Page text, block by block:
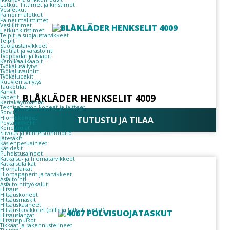
Letkut, liittimet ja kiristimet
Vesiletkut
Paineilmaletkut
Paineilmaliittimet
Vesiliittimet
Letkunkiristimet
Teipit ja suojaustarvikkeet
Teipit
Suojaustarvikkeet
Työtilat ja varastointi
Työpöydät ja kaapit
Kemikaalikaapit
Työkalusäilytys
Työkaluvaunut
Työkalupakit
Ruuvien säilytys
Taukotilat
Kahvit
Paperit
Kertakäyttöastiat
Teknisen työn koneet ja laitteet
Sorvit
Hiomakoneet
Pöytäsirkkelit
Konesuojat
Siivous ja kiinteistönhuolto
Jätesäkit
Käsienpesuaineet
Käsidesit
Puhdistusaineet
Katkaisu- ja hiomatarvikkeet
Katkaisulaikat
Hiomalaikat
Hiomapaperit ja tarvikkeet
Asfaltointi
Asfaltointityökalut
Hitsaus
Hitsauskoneet
Hitsausmaskit
Hitsauskäsineet
Hitsaustarvikkeet (pillit ja letkut, pastat)
Hitsauslangat
Hitsauspuikot
Tikkaat ja rakennustelineet
BLÅKLÄDER HENKSELIT 4009
TUTUSTU JA TILAA